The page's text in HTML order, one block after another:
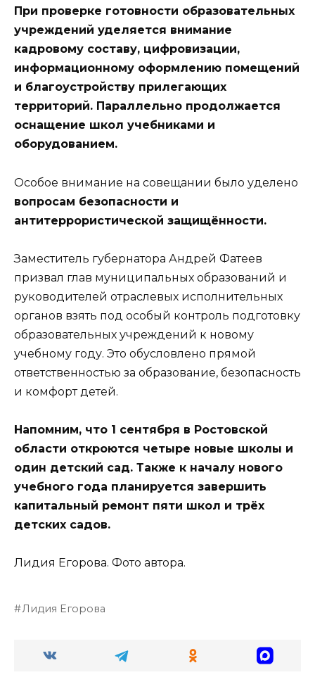
При проверке готовности образовательных
учреждений уделяется внимание
кадровому составу, цифровизации,
информационному оформлению помещений
и благоустройству прилегающих
территорий. Параллельно продолжается
оснащение школ учебниками и
оборудованием.
Особое внимание на совещании было уделено
вопросам безопасности и
антитеррористической защищённости.
Заместитель губернатора Андрей Фатеев
призвал глав муниципальных образований и
руководителей отраслевых исполнительных
органов взять под особый контроль подготовку
образовательных учреждений к новому
учебному году. Это обусловлено прямой
ответственностью за образование, безопасность
и комфорт детей.
Напомним, что 1 сентября в Ростовской
области откроются четыре новые школы и
один детский сад. Также к началу нового
учебного года планируется завершить
капитальный ремонт пяти школ и трёх
детских садов.
Лидия Егорова. Фото автора.
Лидия Егорова